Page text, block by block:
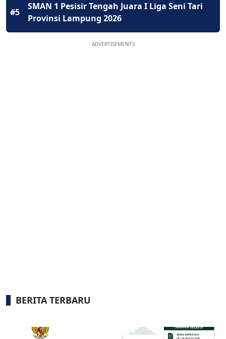
#5
SMAN 1 Pesisir Tengah Juara I Liga Seni Tari
Provinsi Lampung 2026
ADVERTISEMENTS
BERITA TERBARU